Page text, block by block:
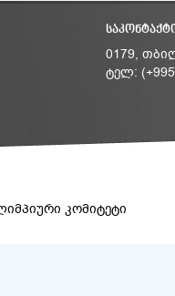
0179,
ტელ: (+995
კომიტეტი